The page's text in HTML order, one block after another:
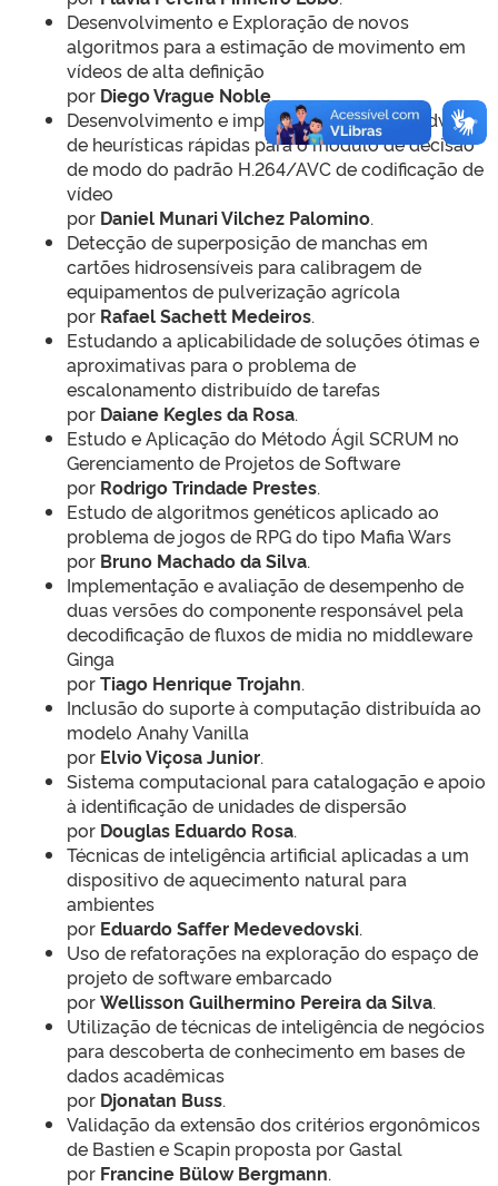
Desenvolvimento e Exploração de novos
algoritmos para a estimação de movimento em
vídeos de alta definição
por Diego Vrague Noble.
Desenvolvimento e implementação em hardware
de heurísticas rápidas para o módulo de decisão
de modo do padrão H.264/AVC de codificação de
vídeo
por Daniel Munari Vilchez Palomino.
Detecção de superposição de manchas em
cartões hidrosensíveis para calibragem de
equipamentos de pulverização agrícola
por Rafael Sachett Medeiros.
Estudando a aplicabilidade de soluções ótimas e
aproximativas para o problema de
escalonamento distribuído de tarefas
por Daiane Kegles da Rosa.
Estudo e Aplicação do Método Ágil SCRUM no
Gerenciamento de Projetos de Software
por Rodrigo Trindade Prestes.
Estudo de algoritmos genéticos aplicado ao
problema de jogos de RPG do tipo Mafia Wars
por Bruno Machado da Silva.
Implementação e avaliação de desempenho de
duas versões do componente responsável pela
decodificação de fluxos de midia no middleware
Ginga
porTiago Henrique Trojahn.
Inclusão do suporte à computação distribuída ao
modelo Anahy Vanilla
por Elvio Viçosa Junior.
Sistema computacional para catalogação e apoio
à identificação de unidades de dispersão
por Douglas Eduardo Rosa.
Técnicas de inteligência artificial aplicadas a um
dispositivo de aquecimento natural para
ambientes
por Eduardo Saffer Medevedovski.
Uso de refatorações na exploração do espaço de
projeto de software embarcado
porWellisson Guilhermino Pereira da Silva.
Utilização de técnicas de inteligência de negócios
para descoberta de conhecimento em bases de
dados acadêmicas
por Djonatan Buss.
Validação da extensão dos critérios ergonômicos
de Bastien e Scapin proposta por Gastal
por Francine Bülow Bergmann.